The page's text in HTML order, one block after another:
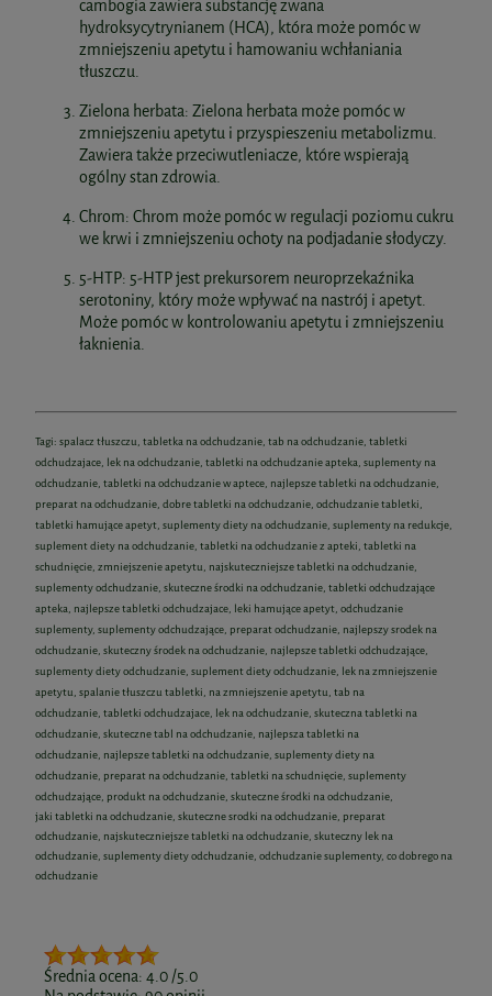
cambogia zawiera substancję zwana
hydroksycytrynianem (HCA), która może pomóc w
zmniejszeniu apetytu i hamowaniu wchłaniania
tłuszczu.
Zielona herbata: Zielona herbata może pomóc w
zmniejszeniu apetytu i przyspieszeniu metabolizmu.
Zawiera także przeciwutleniacze, które wspierają
ogólny stan zdrowia.
Chrom: Chrom może pomóc w regulacji poziomu cukru
we krwi i zmniejszeniu ochoty na podjadanie słodyczy.
5-HTP: 5-HTP jest prekursorem neuroprzekaźnika
serotoniny, który może wpływać na nastrój i apetyt.
Może pomóc w kontrolowaniu apetytu i zmniejszeniu
łaknienia.
Tagi: spalacz tłuszczu, tabletka na odchudzanie, tab na odchudzanie, tabletki
odchudzajace, lek na odchudzanie, tabletki na odchudzanie apteka, suplementy na
odchudzanie, tabletki na odchudzanie w aptece, najlepsze tabletki na odchudzanie,
preparat na odchudzanie, dobre tabletki na odchudzanie, odchudzanie tabletki,
tabletki hamujące apetyt, suplementy diety na odchudzanie, suplementy na redukcje,
suplement diety na odchudzanie, tabletki na odchudzanie z apteki, tabletki na
schudnięcie, zmniejszenie apetytu, najskuteczniejsze tabletki na odchudzanie,
suplementy odchudzanie, skuteczne środki na odchudzanie, tabletki odchudzające
apteka, najlepsze tabletki odchudzajace, leki hamujące apetyt, odchudzanie
suplementy, suplementy odchudzające, preparat odchudzanie, najlepszy srodek na
odchudzanie, skuteczny środek na odchudzanie, najlepsze tabletki odchudzające,
suplementy diety odchudzanie, suplement diety odchudzanie, lek na zmniejszenie
apetytu, spalanie tłuszczu tabletki, na zmniejszenie apetytu, tab na
odchudzanie, tabletki odchudzajace, lek na odchudzanie, skuteczna tabletki na
odchudzanie, skuteczne tabl na odchudzanie, najlepsza tabletki na
odchudzanie, najlepsze tabletki na odchudzanie, suplementy diety na
odchudzanie, preparat na odchudzanie, tabletki na schudnięcie, suplementy
odchudzające, produkt na odchudzanie, skuteczne środki na odchudzanie,
jaki tabletki na odchudzanie, skuteczne srodki na odchudzanie, preparat
odchudzanie, najskuteczniejsze tabletki na odchudzanie, skuteczny lek na
odchudzanie, suplementy diety odchudzanie, odchudzanie suplementy, co dobrego na
odchudzanie
Średnia ocena: 4.0/5.0